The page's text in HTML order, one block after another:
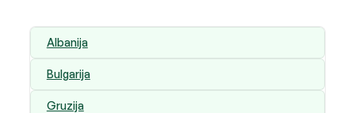
Albanija
Bulgarija
Gruzija